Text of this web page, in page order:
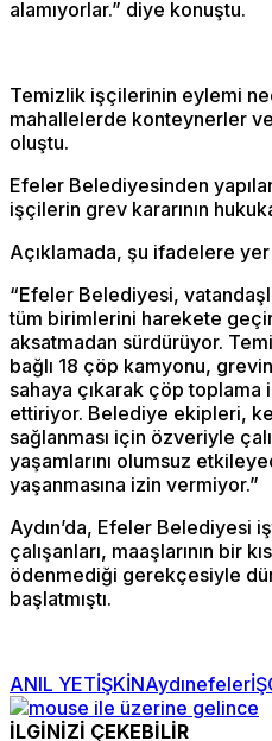
alamıyorlar.” diye konuştu.
Temizlik işçilerinin eylemi
mahallelerde konteynerler
oluştu.
Efeler Belediyesinden
işçilerin grev kararının
Açıklamada, şu ifadelere
“Efeler Belediyesi,
tüm birimlerini harekete
aksatmadan sürdürüyor.
bağlı 18 çöp kamyonu,
sahaya çıkarak çöp toplama
ettiriyor. Belediye ekipleri,
sağlanması için özveriyle
yaşamlarını olumsuz
yaşanmasına izin vermiyor.”
Aydın’da, Efeler Belediyesi
çalışanları, maaşlarının bir
ödenmediği gerekçesiyle
başlatmıştı.
ANIL YETİŞKİNAydınefeler
İLGİNİZİ ÇEKEBİLİR